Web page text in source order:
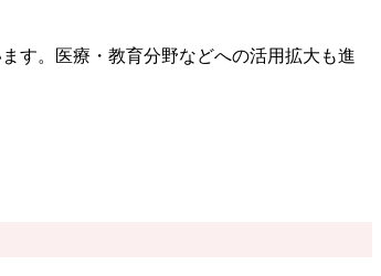
す。医療・教育分野などへの活用拡大も進